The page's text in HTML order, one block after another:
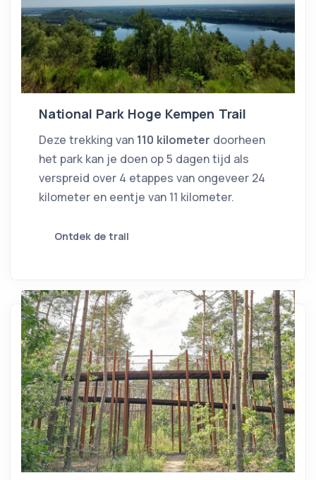
National Park Hoge Kempen Trail
Deze trekking van 110 kilometer doorheen
het park kan je doen op 5 dagen tijd als
verspreid over 4 etappes van ongeveer 24
kilometer en eentje van 11 kilometer.
Ontdek de trail